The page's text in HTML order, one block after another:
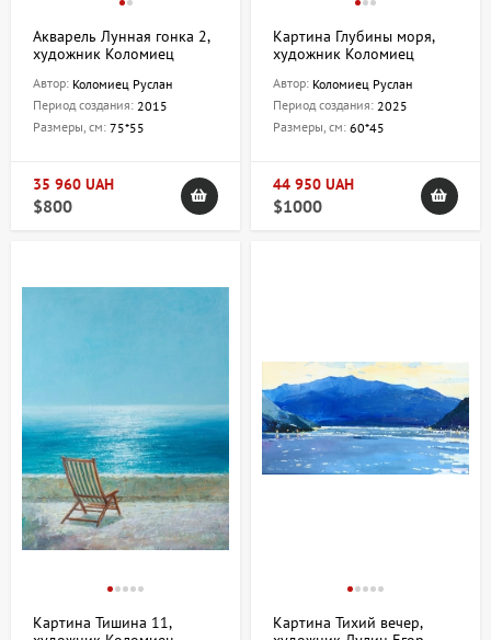
Акварель Лунная гонка 2,
художник Коломиец
Автор: Коломиец Руслан
Период создания: 2015
Размеры, см: 75*55
35 960 UAH
$800
Картина Глубины моря,
художник Коломиец
Автор: Коломиец Руслан
Период создания: 2025
Размеры, см: 60*45
44 950 UAH
$1000
Картина Тишина 11,
Картина Тихий вечер,